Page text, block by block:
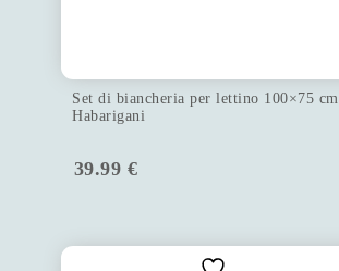
Set di biancheria per lettino 100×75 cm
Habarigani
39.99 €